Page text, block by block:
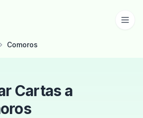
Comoros
Cartas a